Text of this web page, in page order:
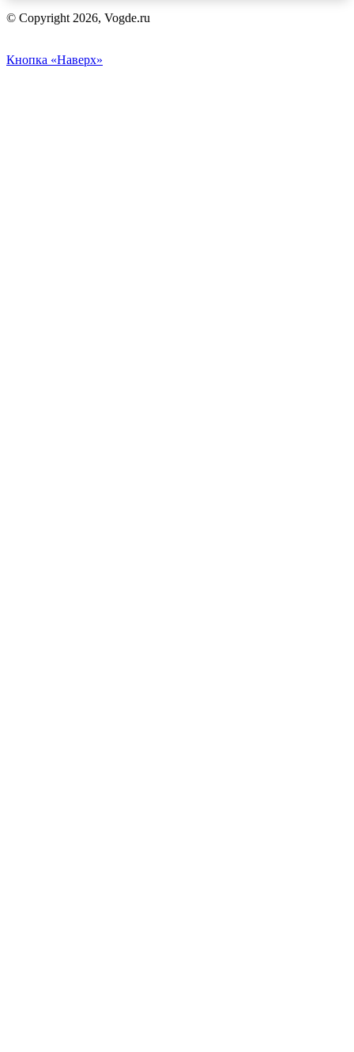
© Copyright 2026, Vogde.ru
Кнопка «Наверх»